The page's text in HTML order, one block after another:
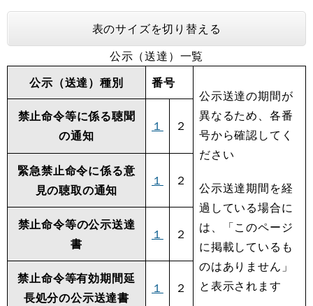
表のサイズを切り替える
公示（送達）一覧
公示（送達）種別
番号
公示送達の期間が
異なるため、各番
号から確認してく
ださい
公示送達期間を経
過している場合に
は、「このページ
に掲載しているも
のはありません」
と表示されます
禁止命令等に係る聴聞
の通知
１ ２
緊急禁止命令に係る意
見の聴取の通知
１ ２
禁止命令等の公示送達
書
１ ２
禁止命令等有効期間延
長処分の公示送達書
１ ２